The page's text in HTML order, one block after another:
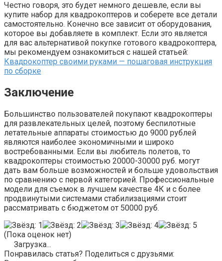
Честно говоря, это будет немного дешевле, если вы
купите набор для квадрокоптеров и соберете все детали
самостоятельно. Конечно все зависит от оборудования,
которое вы добавляете в комплект. Если это является
для вас альтернативой покупке готового квадрокоптера,
мы рекомендуем ознакомиться с нашей статьей:
Квадрокоптер своими руками — пошаговая инструкция
по сборке
Заключение
Большинство пользователей покупают квадрокоптеры
для развлекательных целей, поэтому беспилотные
летательные аппараты стоимостью до 9000 рублей
являются наиболее экономичными и широко
востребованными. Если вы любитель полетов, то
квадрокоптеры стоимостью 20000-30000 руб. могут
дать вам больше возможностей и больше удовольствия
по сравнению с первой категорией. Профессиональные
модели для съемок в лучшем качестве 4К и с более
продвинутыми системами стабилизациями стоит
рассматривать с бюджетом от 50000 руб.
(Пока оценок нет)
Загрузка...
Понравилась статья? Поделиться с друзьями: